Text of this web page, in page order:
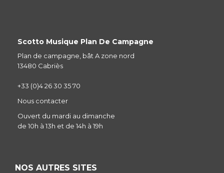
Scotto Musique Plan De Campagne
Plan de campagne, bât A zone nord
13480 Cabriès
+33 (0)4 26 30 35 70
Nous contacter
Ouvert du mardi au dimanche
de 10h à 13h et de 14h à 19h
NOS AUTRES SITES